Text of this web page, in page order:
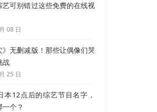
艺可别错过这些免费的在线视
08 日
》无删减版！那些让偶像们哭
战
25 日
本12点后的综艺节目名字，
个？